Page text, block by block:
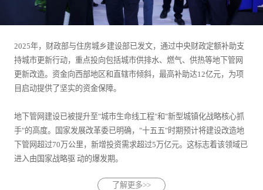
2025年，财政部与住房城乡建设部已发文，通过中央财政定额补助支
持城市更新行动，重点投向包括城市供排水、燃气、供热等地下管网
更新改造。资金向西部地区和直辖市倾斜，最高补助达12亿元，为项
目启动提供了坚实的资金保障。
地下管网建设已被提升至"城市生命线工程"和"新型城镇化战略核心抓
手"的高度。国家发展改革委已明确，"十五五"时期预计将建设改造地
下管网超过70万公里，新增投资需求超过5万亿元。这标志着该领域已
进入由国家战略驱 动的爆发期。
了解更多>>